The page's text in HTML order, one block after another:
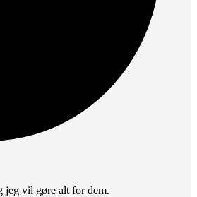
jeg vil gøre alt for dem.